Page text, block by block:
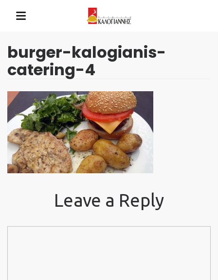
burger-kalogianis-
catering-4
Leave a Reply